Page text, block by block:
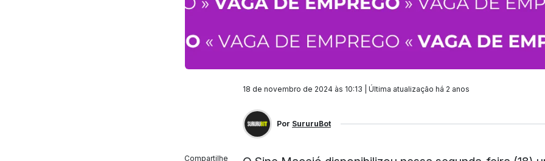
18 de novembro de 2024 às 10:13 | Última atualização há 2 anos
Por SururuBot
Compartilhe